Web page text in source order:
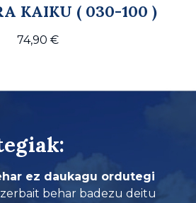
KAIKU ( 030-100 )
74,90 €
ez daukagu ordutegi
behar badezu deitu